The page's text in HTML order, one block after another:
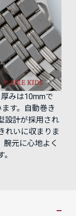
みは10mmで
す。自動巻き
設計が採用され
れいに収まりま
腕元に心地よく